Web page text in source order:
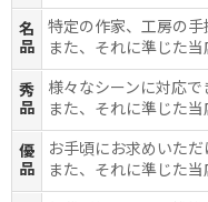
名
品
特定の作家、工房の
また、それに準じた
秀
品
様々なシーンに対応
また、それに準じた
優
品
お手頃にお求めいた
また、それに準じた